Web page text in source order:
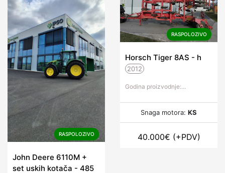
RASPOLOZIVO
John Deere 6110M +
set uskih kotača - 485
RASPOLOZIVO
Horsch Tiger 8AS - h
2012
Godina proizvodnje:...
Snaga motora: KS
40.000€ (+PDV)